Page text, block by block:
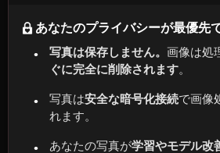
あなたのプライバシーが最優先で
写真は保存しません。 画像は処
ぐに完全に削除されます。
写真は安全な暗号化接続で画像
れます。
あなたの写真が学習やモデル改